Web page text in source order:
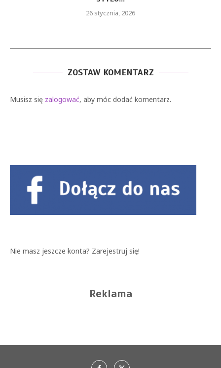
26 stycznia, 2026
ZOSTAW KOMENTARZ
Musisz się zalogować, aby móc dodać komentarz.
Nie masz jeszcze konta? Zarejestruj się!
Reklama